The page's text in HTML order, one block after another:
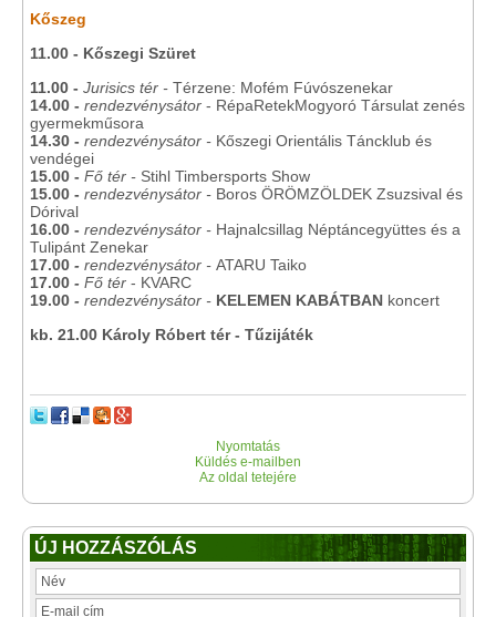
Kőszeg
11.00 - Kőszegi Szüret
11.00 - Jurisics tér - Térzene: Mofém Fúvószenekar
14.00 - rendezvénysátor - RépaRetekMogyoró Társulat zenés
gyermekműsora
14.30 - rendezvénysátor - Kőszegi Orientális Táncklub és
vendégei
15.00 - Fő tér - Stihl Timbersports Show
15.00 - rendezvénysátor - Boros ÖRÖMZÖLDEK Zsuzsival és
Dórival
16.00 - rendezvénysátor - Hajnalcsillag Néptáncegyüttes és a
Tulipánt Zenekar
17.00 - rendezvénysátor - ATARU Taiko
17.00 - Fő tér - KVARC
19.00 - rendezvénysátor - KELEMEN KABÁTBAN koncert
kb. 21.00 Károly Róbert tér - Tűzijáték
Nyomtatás
Küldés e-mailben
Az oldal tetejére
ÚJ HOZZÁSZÓLÁS